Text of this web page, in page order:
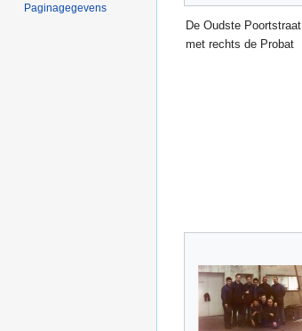
De Oudste Poortstraat
met rechts de Probat
Paginagegevens